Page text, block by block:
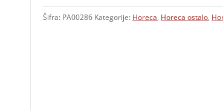
Šifra: PA00286 Kategorije: Horeca Horeca ostalo